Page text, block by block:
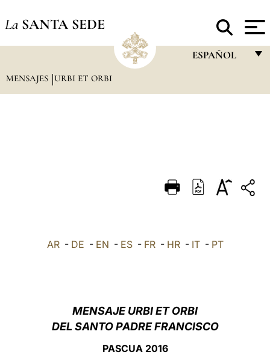
La SANTA SEDE
ESPAÑOL
DEUTSCH
العربيّة
MENSAJES URBI ET ORBI
AR- DE - EN - ES- FR- HR- IT- PT
MENSAJE URBI ET ORBI
DEL SANTO PADRE FRANCISCO
PASCUA2016